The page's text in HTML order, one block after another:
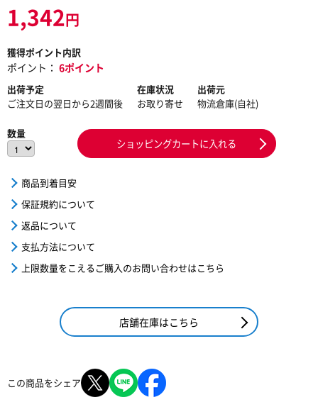
1,342円
獲得ポイント内訳
ポイント： 6ポイント
出荷予定
ご注文日の翌日から2週間後
在庫状況
お取り寄せ
出荷元
物流倉庫(自社)
数量
ショッピングカートに入れる
商品到着目安
保証規約について
返品について
支払方法について
上限数量をこえるご購入のお問い合わせはこちら
店舗在庫はこちら
この商品をシェア